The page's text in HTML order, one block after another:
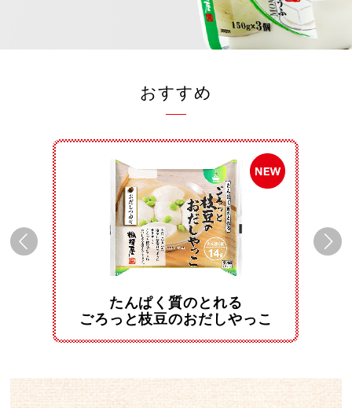
おすすめ
Previous
たんぱく質のとれる
ごろっと枝豆のおだしやっこ
Next